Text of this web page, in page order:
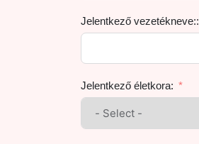
Jelentkező vezetékneve::
Jelentkező életkora: